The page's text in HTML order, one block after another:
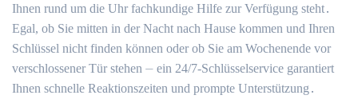
Ihnen rund um die Uhr fachkundige Hilfe zur Verfügung steht․
Egal, ob Sie mitten in der Nacht nach Hause kommen und Ihren
Schlüssel nicht finden können oder ob Sie am Wochenende vor
verschlossener Tür stehen ⏤ ein 24/7-Schlüsselservice garantiert
Ihnen schnelle Reaktionszeiten und prompte Unterstützung․